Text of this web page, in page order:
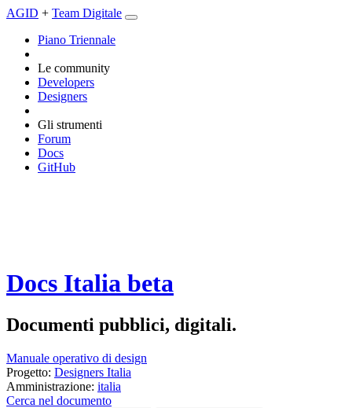
AGID + Team Digitale
Piano Triennale
Le community
Developers
Designers
Gli strumenti
Forum
Docs
GitHub
Docs Italia beta
Documenti pubblici, digitali.
Manuale operativo di design
Progetto: Designers Italia
Amministrazione: italia
Cerca nel documento